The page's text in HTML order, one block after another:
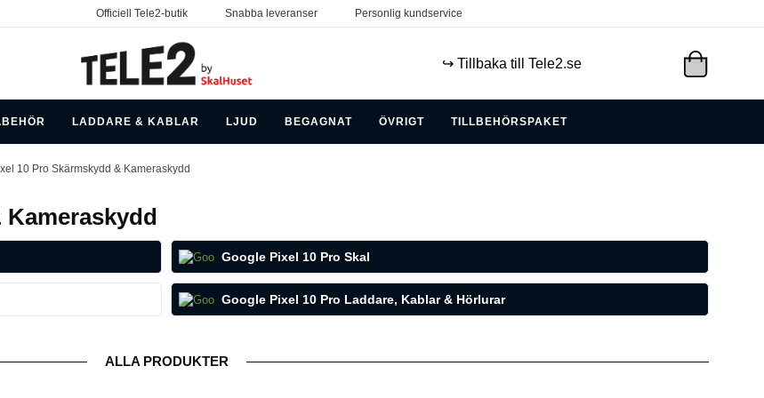
Officiell Tele2-butik Snabba leveranser Personlig kundservice
↪️ Tillbaka till Tele2.se
LADDARE & KABLAR LJUD BEGAGNAT ÖVRIGT TILLBEHÖRSPAKET
10 Pro Skärmskydd & Kameraskydd
Kameraskydd
Google Pixel 10 Pro Skal
Google Pixel 10 Pro Laddare, Kablar & Hörlurar
ALLA PRODUKTER